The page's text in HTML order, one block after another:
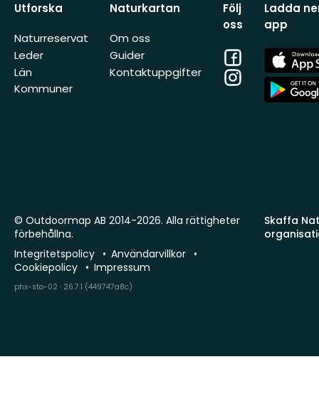
Utforska
Naturreservat
Leder
Län
Kommuner
Naturkartan
Om oss
Guider
Kontaktuppgifter
Följ
oss
Facebook
Instagram
Ladda
app
App
Store
App
Store
Skaffa
© Outdoormap AB 2014-2026. Alla rättigheter
förbehållna.
Integritetspolicy
Användarvillkor
Cookiepolicy
Impressum
phx-sto-02 · 26.7.1 (449747a8c)